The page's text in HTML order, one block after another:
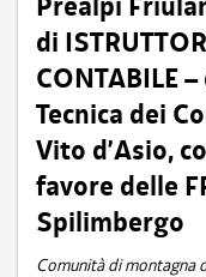
di
CONTABILE
Tecnica dei
Vito d’Asio,
favore delle
Spilimbergo
Comunità di montagna